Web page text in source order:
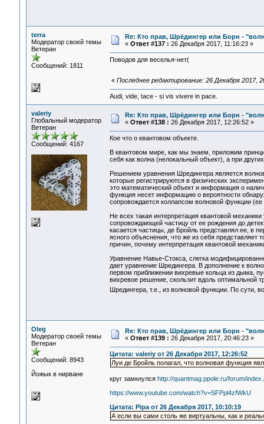
terra
Модератор своей темы
Ветеран
Сообщений: 1811
Re: Кто прав, Шрёдингер или Борн -
« Ответ #137 : 26 Декабря 2017, 11:16:23 »
Поводов для веселья-нет(
« Последнее редактирование: 26 Декабря 2017,
Audi, vide, tace - si vis vivere in pace.
valeriy
Глобальный модератор
Ветеран
Сообщений: 4167
Re: Кто прав, Шрёдингер или Борн -
« Ответ #138 : 26 Декабря 2017, 12:26:52 »
Кое что о квантовом объекте.
В квантовом мире, как мы знаем, приложим
себя как волна (нелокальный объект), а при
Решением уравнения Шредингера является
которые регистрируются в физических
это математический объект и информация о
функция несет информацию о вероятности
сопровождается коллапсом волновой функции
Не всех такая интерпретация квантовой
сопровождающей частицу от ее рождения до
касается частицы, де Бройль представлял ее, в
ясного объяснения, что же из себя
причин, почему интерпретация квантовой
Уравнение Навье-Стокса, слегка
дает уравнение Шредингера. В дополнение к
первом приближении вихревые кольца из дыма,
вихревое решение, скользит вдоль оптимальной
Шредингера, т.е., из волновой функции. По сути,
Oleg
Модератор своей темы
Ветеран
Сообщений: 8943
Йожык в нирване
Re: Кто прав, Шрёдингер или Борн -
« Ответ #139 : 26 Декабря 2017, 20:46:23 »
Цитата: valeriy от 26 Декабря 2017, 12:26:52
Луи де Бройль полагал, что волновая функция
круг замкнулся http://quantmag.ppole.ru/forum/
https://www.youtube.com/watch?v=SFPpl4zfWkU
Цитата: Pipa от 26 Декабря 2017, 10:10:19
А если вы сами столь же виртуальны, как и